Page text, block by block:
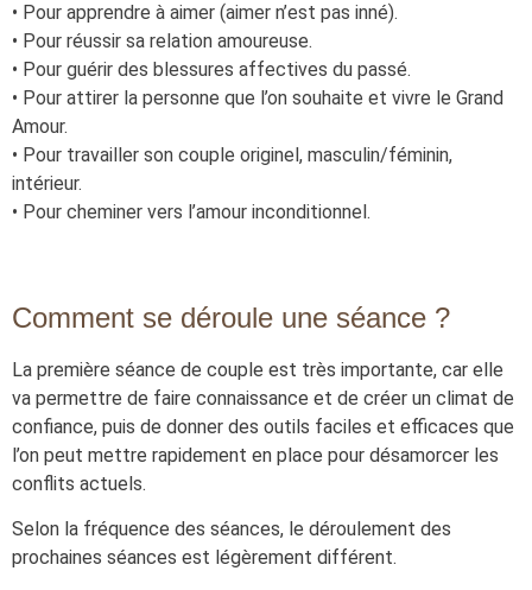
• Pour apprendre à aimer (aimer n’est pas inné).
• Pour réussir sa relation amoureuse.
• Pour guérir des blessures affectives du passé.
• Pour attirer la personne que l’on souhaite et vivre le Grand
Amour.
• Pour travailler son couple originel, masculin/féminin,
intérieur.
• Pour cheminer vers l’amour inconditionnel.
Comment se déroule une séance ?
La première séance de couple est très importante, car elle
va permettre de faire connaissance et de créer un climat de
confiance, puis de donner des outils faciles et efficaces que
l’on peut mettre rapidement en place pour désamorcer les
conflits actuels.
Selon la fréquence des séances, le déroulement des
prochaines séances est légèrement différent.